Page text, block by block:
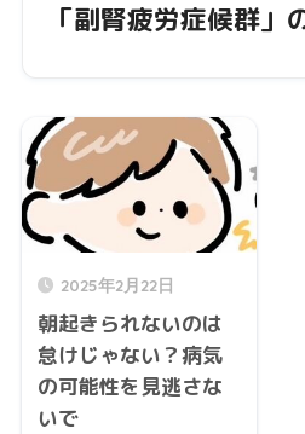
「副腎疲労症候群」
2025年2月22日
朝起きられないのは
怠けじゃない？病気
の可能性を見逃さな
いで